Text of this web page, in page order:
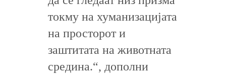
токму на хуманизацијата
на просторот и
заштитата на животната
средина.“, дополни